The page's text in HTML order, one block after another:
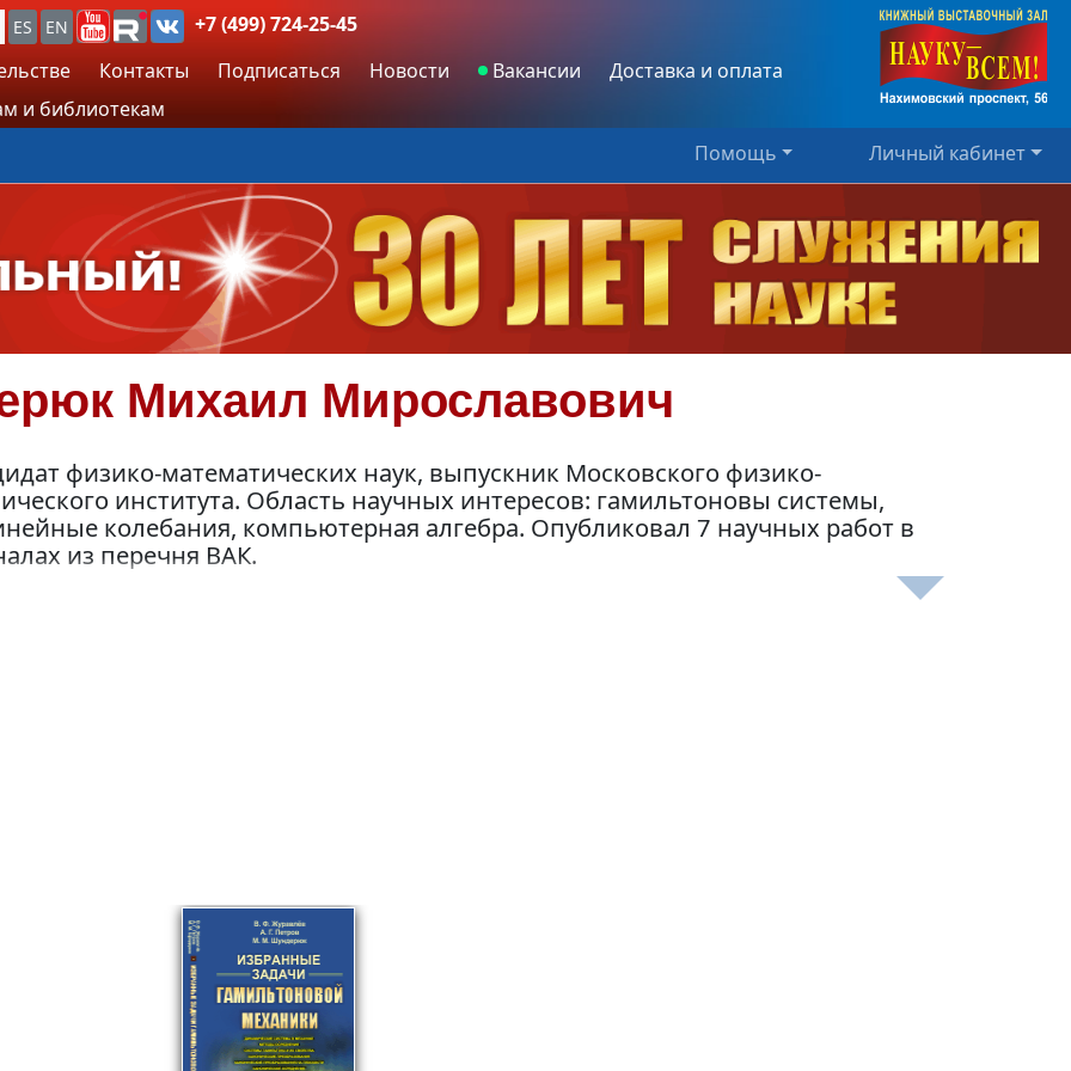
ES EN
+7 (499) 724-25-45
Контакты Подписаться Новости Вакансии
Доставка и оплата
и библиотекам
Помощь
Личный кабинет
Михаил Мирославович
физико-математических наук, выпускник Московского физико-
института. Область научных интересов: гамильтоновы системы,
колебания, компьютерная алгебра. Опубликовал 7 научных работ в
из перечня ВАК.